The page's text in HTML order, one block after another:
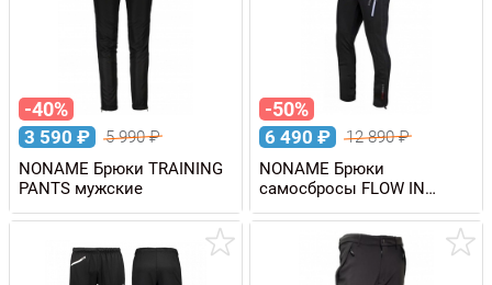
-40%
3 590 ₽ 5 990₽
NONAME Брюки TRAINING
PANTS мужские
-50%
6 490 ₽ 12 890₽
NONAME Брюки
самосбросы FLOW IN
MOTION PANTS